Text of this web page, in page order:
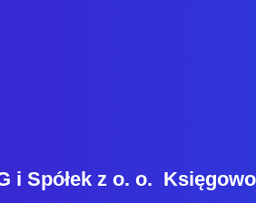
i Spółek z o. o.